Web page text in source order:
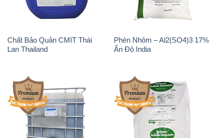
Chất Bảo Quản CMIT Thái
Lan Thailand
Phèn Nhôm – Al2(SO4)3 17%
Ấn Độ India